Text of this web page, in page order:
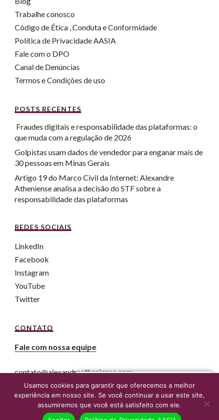
Trabalhe conosco
Código de Ética , Conduta e Conformidade
Política de Privacidade AASIA
Fale com o DPO
Canal de Denúncias
Termos e Condições de uso
POSTS RECENTES
Fraudes digitais e responsabilidade das plataformas: o
que muda com a regulação de 2026
Golpistas usam dados de vendedor para enganar mais de
30 pessoas em Minas Gerais
Artigo 19 do Marco Civil da Internet: Alexandre
Atheniense analisa a decisão do STF sobre a
responsabilidade das plataformas
REDES SOCIAIS
LinkedIn
Facebook
Instagram
YouTube
Twitter
CONTATO
Fale com nossa equipe
contato@alexandreatheniense.com
Usamos cookies para garantir que oferecemos a melhor
experiência em nosso site. Se você continuar a usar este site,
assumiremos que você está satisfeito com ele.
Fale agora com um advogado online